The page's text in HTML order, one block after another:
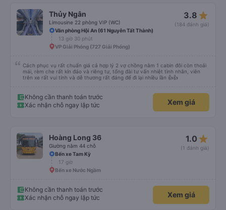
Thủy Ngân
Limousine 22 phòng VIP (WC)
3.8 star_rate
(184 đánh giá)
Văn phòng Hội An (61 Nguyễn Tất Thành)
13 giờ 30 phút
VP Giải Phóng (727 Giải Phóng)
Cách phục vụ rất chuẩn giá cả hợp lý 2 vợ chồng nằm 1 cabin đôi còn thoải
mái, rèm che rất kín đáo và riêng tư, tổng đài tư vấn nhiệt tình nhân, viên
trên xe rất vui tính và dễ thương rất đáng để đi lại nhiều lần 👍👍
Không cần thanh toán trước
Xác nhận chỗ ngay lập tức
Xem giá
Hoàng Long 36
Giường nằm 44 chỗ
1.0 star_rate
(1 đánh giá)
Bến xe Tam Kỳ
17 giờ
Bến xe Nước Ngầm
Không cần thanh toán trước
Xác nhận chỗ ngay lập tức
Xem giá